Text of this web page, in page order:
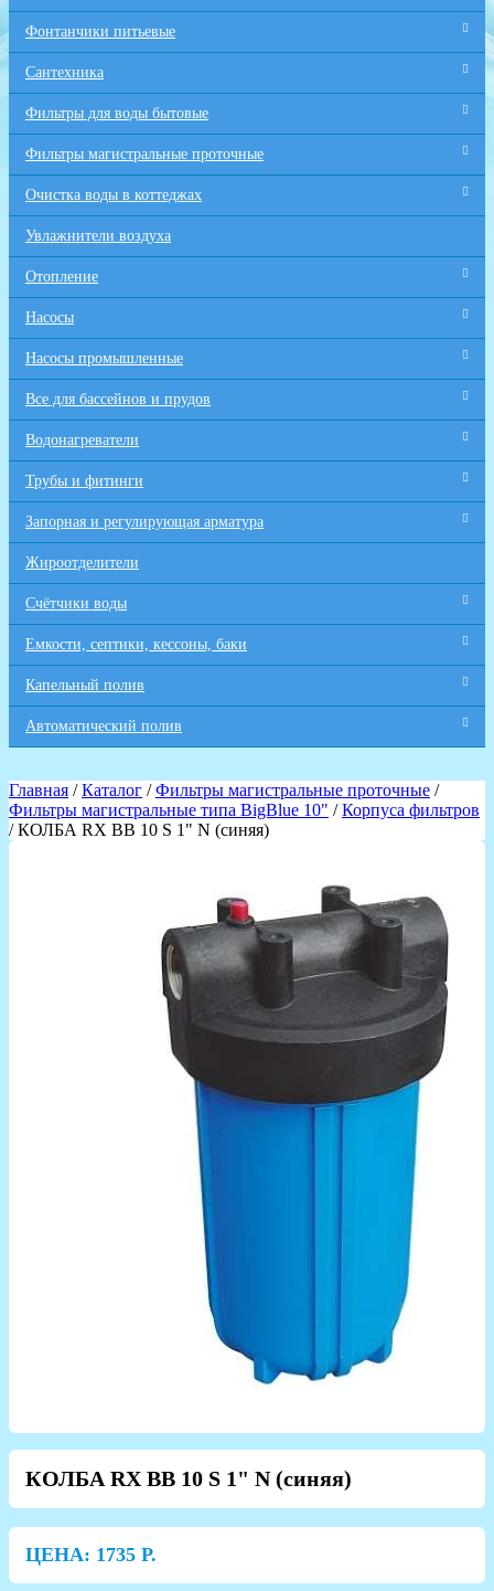
Фонтанчики питьевые
Сантехника
Фильтры для воды бытовые
Фильтры магистральные проточные
Очистка воды в коттеджах
Увлажнители воздуха
Отопление
Насосы
Насосы промышленные
Все для бaссейнов и прудов
Водонагреватели
Трубы и фитинги
Запорная и регулирующая арматура
Жироотделители
Счётчики воды
Емкости, септики, кессоны, баки
Капельный полив
Автоматический полив
Главная /Каталог /Фильтры магистральные проточные /
Фильтры магистральные типа BigBlue 10" /Корпуса фильтров
/ КОЛБА RX BB 10 S 1" N (синяя)
КОЛБА RX BB 10 S 1" N (синяя)
ЦЕНА: 1735 Р.